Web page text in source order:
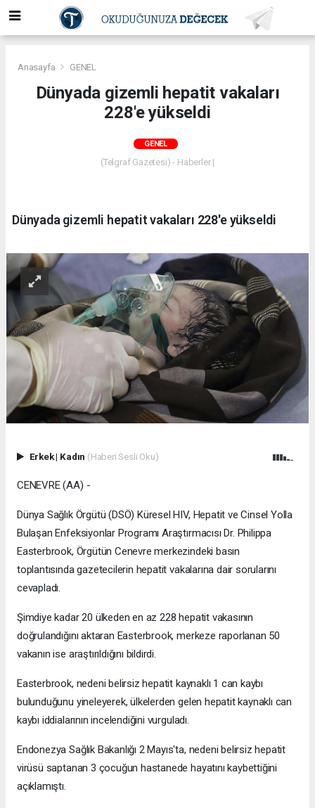
Anasayfa GENEL
Dünyada gizemli hepatit vakaları
228'e yükseldi
GENEL
(Telgraf Gazetesi) - Haberler |
Dünyada gizemli hepatit vakaları 228'e yükseldi
Erkek| Kadın (Haberi Sesli Oku)
CENEVRE (AA) -
Dünya Sağlık Örgütü (DSÖ) Küresel HIV, Hepatit ve Cinsel Yolla
Bulaşan Enfeksiyonlar Programı Araştırmacısı Dr. Philippa
Easterbrook, Örgütün Cenevre merkezindeki basın
toplantısında gazetecilerin hepatit vakalarına dair sorularını
cevapladı.
Şimdiye kadar 20 ülkeden en az 228 hepatit vakasının
doğrulandığını aktaran Easterbrook, merkeze raporlanan 50
vakanın ise araştırıldığını bildirdi.
Easterbrook, nedeni belirsiz hepatit kaynaklı 1 can kaybı
bulunduğunu yineleyerek, ülkelerden gelen hepatit kaynaklı can
kaybı iddialarının incelendiğini vurguladı.
Endonezya Sağlık Bakanlığı 2 Mayıs'ta, nedeni belirsiz hepatit
virüsü saptanan 3 çocuğun hastanede hayatını kaybettiğini
açıklamıştı.